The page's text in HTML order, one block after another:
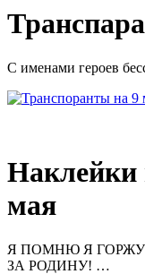
С именами героев
Наклейки
мая
Я ПОМНЮ Я
ЗА РОДИНУ! …